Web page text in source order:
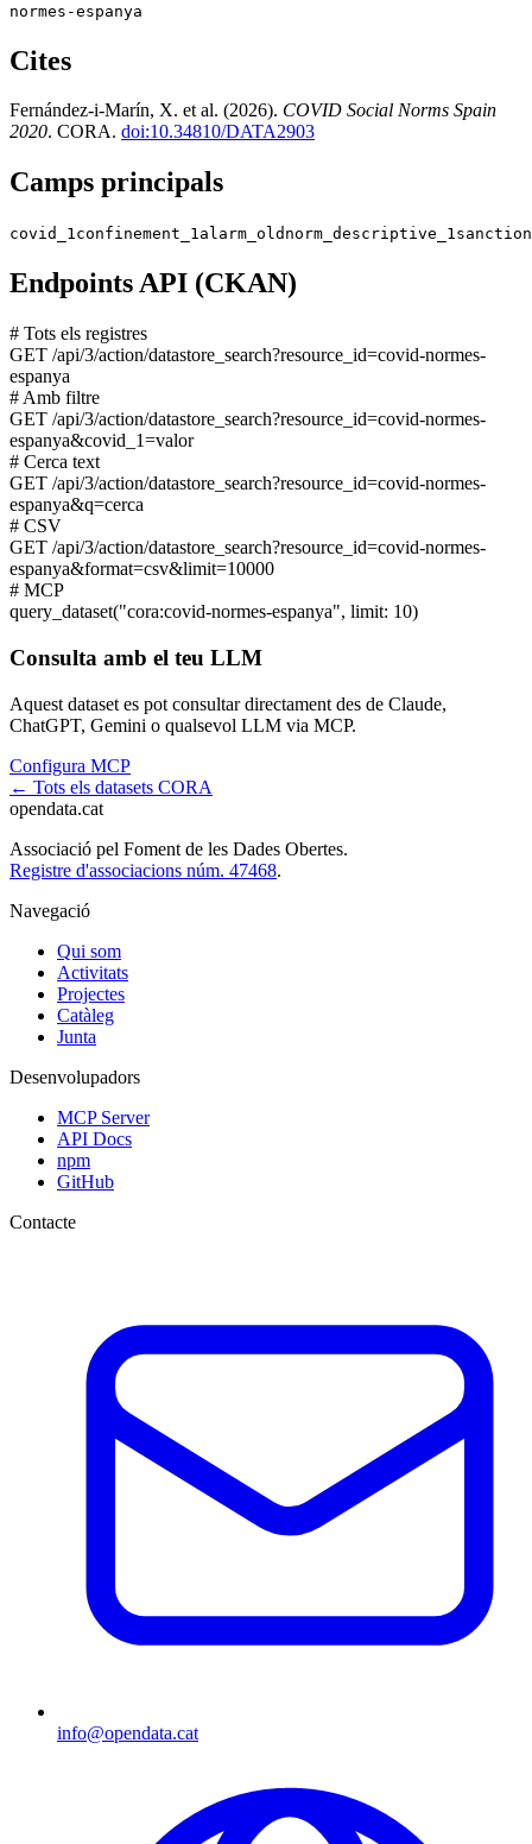
normes-espanya
Cites
Fernández-i-Marín, X. et al. (2026). COVID Social Norms Spain
2020. CORA. doi:10.34810/DATA2903
Camps principals
covid_1confinement_1alarm_old norm_descriptive_1
Endpoints API (CKAN)
# Tots els registres
GET /api/3/action/datastore_search?resource_id=covid-normes-
espanya
# Amb filtre
GET /api/3/action/datastore_search?resource_id=covid-normes-
espanya&covid_1=valor
# Cerca text
GET /api/3/action/datastore_search?resource_id=covid-normes-
espanya&q=cerca
# CSV
GET /api/3/action/datastore_search?resource_id=covid-normes-
espanya&format=csv&limit=10000
# MCP
query_dataset("cora:covid-normes-espanya", limit: 10)
Consulta amb el teu LLM
Aquest dataset es pot consultar directament des de Claude,
ChatGPT, Gemini o qualsevol LLM via MCP.
Configura MCP
← Tots els datasets CORA
opendata.cat
Associació pel Foment de les Dades Obertes.
Registre d'associacions núm. 47468.
Navegació
Qui som
Activitats
Projectes
Catàleg
Junta
Desenvolupadors
MCP Server
API Docs
npm
GitHub
Contacte
info@opendata.cat